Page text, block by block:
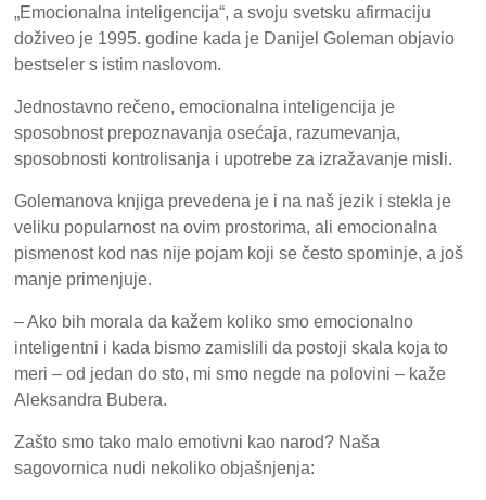
„Emocionalna inteligencija“, a svoju svetsku afirmaciju
doživeo je 1995. godine kada je Danijel Goleman objavio
bestseler s istim naslovom.
Jednostavno rečeno, emocionalna inteligencija je
sposobnost prepoznavanja osećaja, razumevanja,
sposobnosti kontrolisanja i upotrebe za izražavanje misli.
Golemanova knjiga prevedena je i na naš jezik i stekla je
veliku popularnost na ovim prostorima, ali emocionalna
pismenost kod nas nije pojam koji se često spominje, a još
manje primenjuje.
– Ako bih morala da kažem koliko smo emocionalno
inteligentni i kada bismo zamislili da postoji skala koja to
meri – od jedan do sto, mi smo negde na polovini – kaže
Aleksandra Bubera.
Zašto smo tako malo emotivni kao narod? Naša
sagovornica nudi nekoliko objašnjenja: